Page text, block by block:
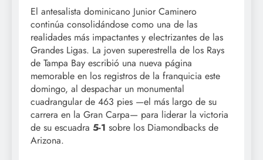
El antesalista dominicano Junior Caminero
continúa consolidándose como una de las
realidades más impactantes y electrizantes de las
Grandes Ligas. La joven superestrella de los Rays
de Tampa Bay escribió una nueva página
memorable en los registros de la franquicia este
domingo, al despachar un monumental
cuadrangular de 463 pies —el más largo de su
carrera en la Gran Carpa— para liderar la victoria
de su escuadra 5-1 sobre los Diamondbacks de
Arizona.